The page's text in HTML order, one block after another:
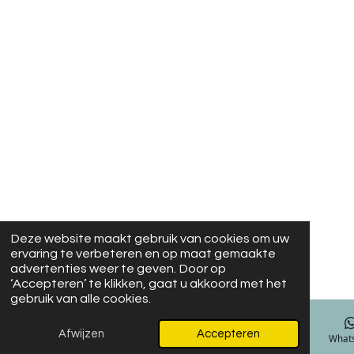
Deze website maakt gebruik van cookies om uw
ervaring te verbeteren en op maat gemaakte
advertenties weer te geven. Door op
‘Accepteren’ te klikken, gaat u akkoord met het
gebruik van alle cookies.
Afwijzen Accepteren
E-mailadres Facebook